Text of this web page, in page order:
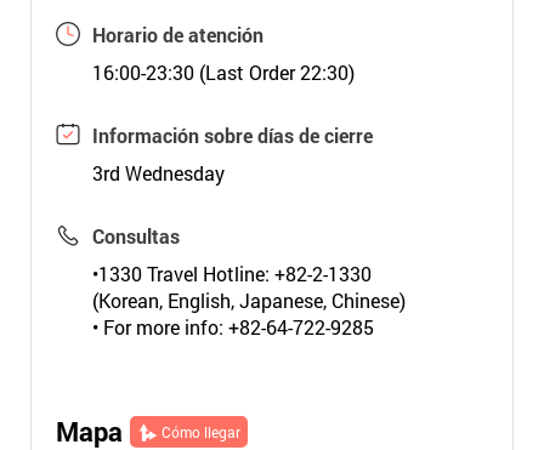
Horario de atención
16:00-23:30 (Last Order 22:30)
Información sobre días de cierre
3rd Wednesday
Consultas
•1330 Travel Hotline: +82-2-1330
(Korean, English, Japanese, Chinese)
• For more info: +82-64-722-9285
Mapa Cómo llegar